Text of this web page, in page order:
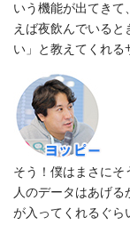
いう機能が出てきて
えば夜飲んでいる
い」と教えてくれる
そう！僕はまさにそ
人のデータはあげ
が入ってくれるぐら